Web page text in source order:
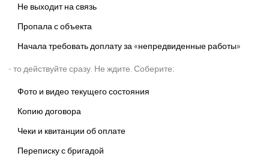
Не выходит на связь
Пропала с объекта
Начала требовать доплату за «непредвиденные работы»
- то действуйте сразу. Не ждите. Соберите:
Фото и видео текущего состояния
Копию договора
Чеки и квитанции об оплате
Переписку с бригадой